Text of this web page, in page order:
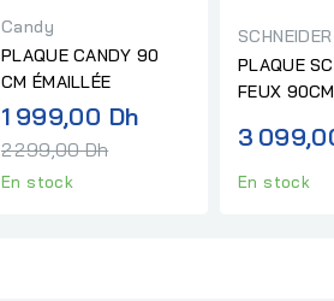
Candy
PLAQUE CANDY 90
CM ÉMAILLÉE
1 999,00 DhPrix
2 299,00 Dh
En stock
SCHNEIDER
PLAQUE
FEUX
SECURITE
3
En stock